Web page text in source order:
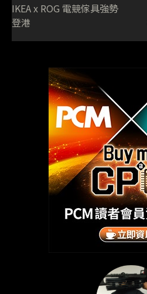
IKEA x ROG 電競傢具強勢
登港